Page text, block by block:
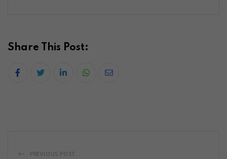
Share This Post:
d
W
PREVIOUS POST